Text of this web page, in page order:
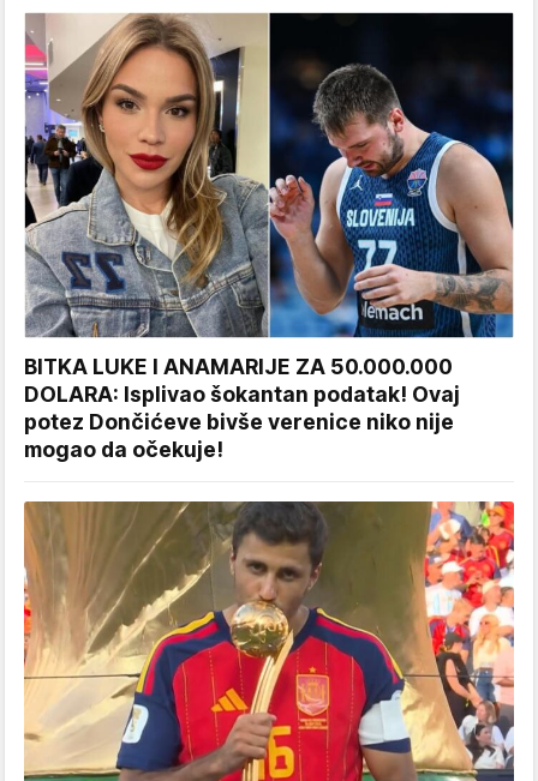
BITKA LUKE I ANAMARIJE ZA 50.000.000
DOLARA: Isplivao šokantan podatak! Ovaj
potez Dončićeve bivše verenice niko nije
mogao da očekuje!